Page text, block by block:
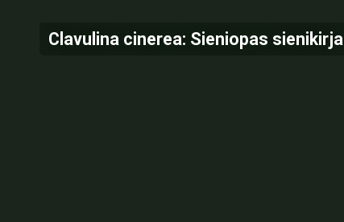
Clavulina cinerea: Sieniopas sienikirja